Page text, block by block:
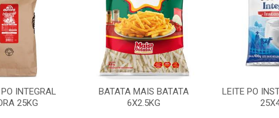
INTEGRAL
25KG
BATATA MAIS BATATA
6X2.5KG
LEITE PO